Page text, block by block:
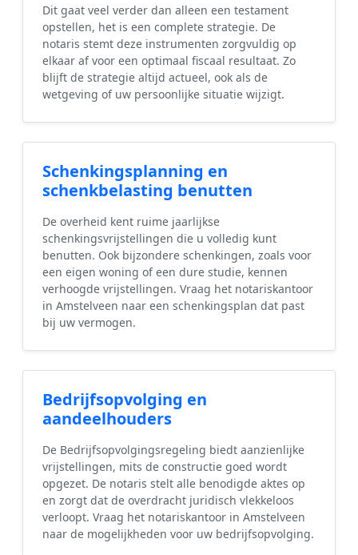
Dit gaat veel verder dan alleen een testament
opstellen, het is een complete strategie. De
notaris stemt deze instrumenten zorgvuldig op
elkaar af voor een optimaal fiscaal resultaat. Zo
blijft de strategie altijd actueel, ook als de
wetgeving of uw persoonlijke situatie wijzigt.
Schenkingsplanning en
schenkbelasting benutten
De overheid kent ruime jaarlijkse
schenkingsvrijstellingen die u volledig kunt
benutten. Ook bijzondere schenkingen, zoals voor
een eigen woning of een dure studie, kennen
verhoogde vrijstellingen. Vraag het notariskantoor
in Amstelveen naar een schenkingsplan dat past
bij uw vermogen.
Bedrijfsopvolging en
aandeelhouders
De Bedrijfsopvolgingsregeling biedt aanzienlijke
vrijstellingen, mits de constructie goed wordt
opgezet. De notaris stelt alle benodigde aktes op
en zorgt dat de overdracht juridisch vlekkeloos
verloopt. Vraag het notariskantoor in Amstelveen
naar de mogelijkheden voor uw bedrijfsopvolging.